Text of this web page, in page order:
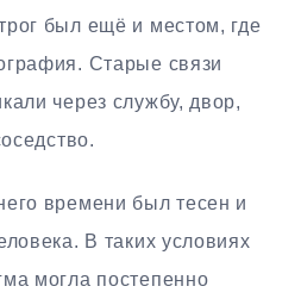
был ещё и местом, где
Старые связи
через службу, двор,
времени был тесен и
В таких условиях
могла постепенно